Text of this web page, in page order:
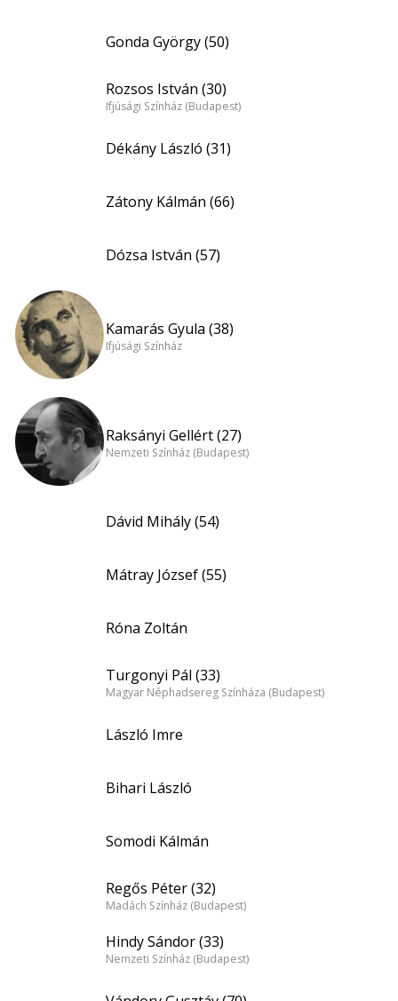
Gonda György (50)
Rozsos István (30)
Ifjúsági Színház (Budapest)
Dékány László (31)
Zátony Kálmán (66)
Dózsa István (57)
Kamarás Gyula (38)
Ifjúsági Színház
Raksányi Gellért (27)
Nemzeti Színház (Budapest)
Dávid Mihály (54)
Mátray József (55)
Róna Zoltán
Turgonyi Pál (33)
Magyar Néphadsereg Színháza (Budapest)
László Imre
Bihari László
Somodi Kálmán
Regős Péter (32)
Madách Színház (Budapest)
Hindy Sándor (33)
Nemzeti Színház (Budapest)